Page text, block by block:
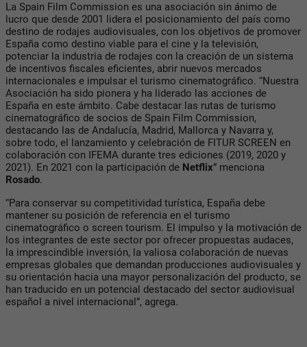
La Spain Film Commission es una asociación sin ánimo de
lucro que desde 2001 lidera el posicionamiento del país como
destino de rodajes audiovisuales, con los objetivos de promover
España como destino viable para el cine y la televisión,
potenciar la industria de rodajes con la creación de un sistema
de incentivos fiscales eficientes, abrir nuevos mercados
internacionales e impulsar el turismo cinematográfico. “Nuestra
Asociación ha sido pionera y ha liderado las acciones de
España en este ámbito. Cabe destacar las rutas de turismo
cinematográfico de socios de Spain Film Commission,
destacando las de Andalucía, Madrid, Mallorca y Navarra y,
sobre todo, el lanzamiento y celebración de FITUR SCREEN en
colaboración con IFEMA durante tres ediciones (2019, 2020 y
2021). En 2021 con la participación de Netflix” menciona
Rosado.
“Para conservar su competitividad turística, España debe
mantener su posición de referencia en el turismo
cinematográfico o screen tourism. El impulso y la motivación de
los integrantes de este sector por ofrecer propuestas audaces,
la imprescindible inversión, la valiosa colaboración de nuevas
empresas globales que demandan producciones audiovisuales y
su orientación hacia una mayor personalización del producto, se
han traducido en un potencial destacado del sector audiovisual
español a nivel internacional”, agrega.